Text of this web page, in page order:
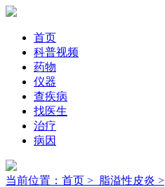
首页
科普视频
药物
仪器
查疾病
找医生
治疗
病因
当前位置：首页 > 脂溢性皮炎 >